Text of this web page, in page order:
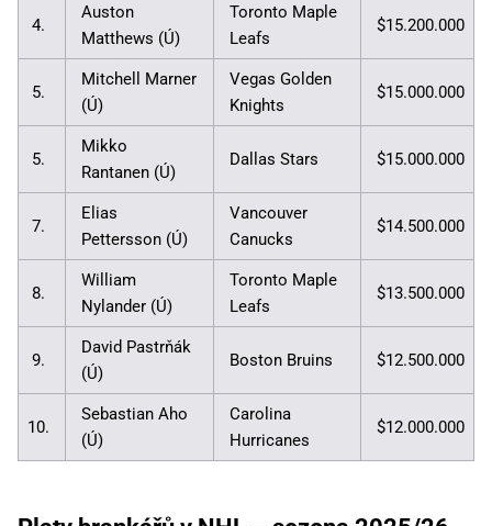
4.
Auston
Matthews (Ú)
Toronto Maple
Leafs
$15.200.000
5.
Mitchell Marner
(Ú)
Vegas Golden
Knights
$15.000.000
5.
Mikko
Rantanen (Ú)
Dallas Stars $15.000.000
7.
Elias
Pettersson (Ú)
Vancouver
Canucks
$14.500.000
8.
William
Nylander (Ú)
Toronto Maple
Leafs
$13.500.000
9.
David Pastrňák
(Ú)
Boston Bruins $12.500.000
10.
Sebastian Aho
(Ú)
Carolina
Hurricanes
$12.000.000